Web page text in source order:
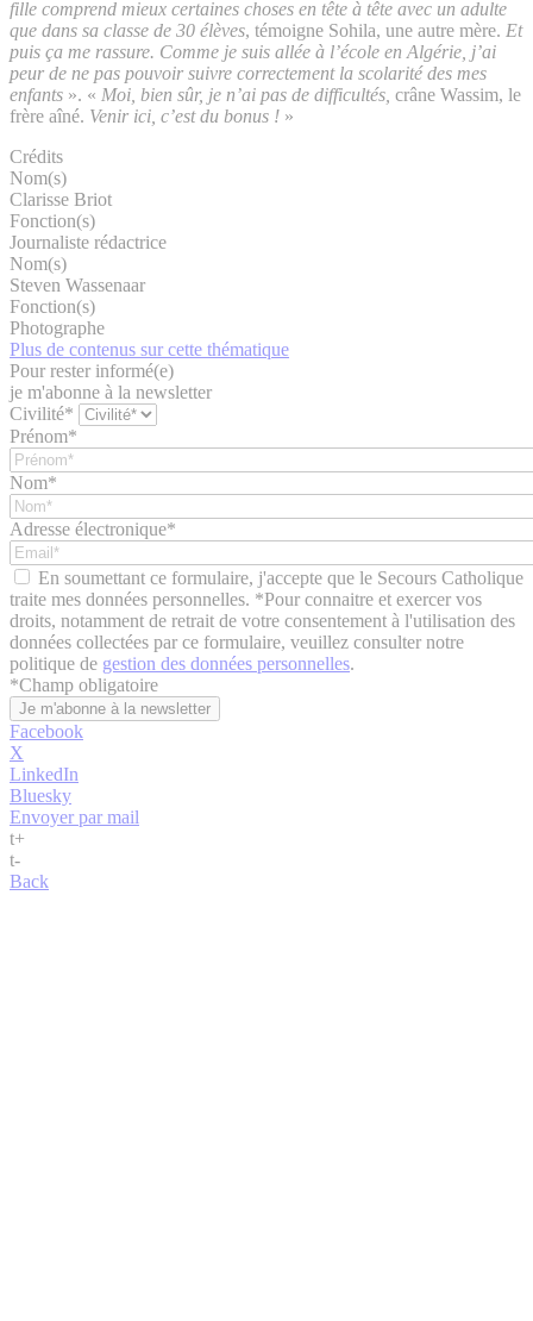
fille comprend mieux certaines choses en tête à tête avec un adulte
que dans sa classe de 30 élèves, témoigne Sohila, une autre mère. Et
puis ça me rassure. Comme je suis allée à l’école en Algérie, j’ai
peur de ne pas pouvoir suivre correctement la scolarité des mes
enfants ». « Moi, bien sûr, je n’ai pas de difficultés, crâne Wassim, le
frère aîné. Venir ici, c’est du bonus ! »
Crédits
Nom(s)
Clarisse Briot
Fonction(s)
Journaliste rédactrice
Nom(s)
Steven Wassenaar
Fonction(s)
Photographe
Plus de contenus sur cette thématique
Pour rester informé(e)
je m'abonne à la newsletter
Civilité*
Prénom*
Nom*
Adresse électronique*
En soumettant ce formulaire, j'accepte que le Secours Catholique
traite mes données personnelles. *Pour connaitre et exercer vos
droits, notamment de retrait de votre consentement à l'utilisation des
données collectées par ce formulaire, veuillez consulter notre
politique de gestion des données personnelles.
*Champ obligatoire
Facebook
X
LinkedIn
Bluesky
Envoyer par mail
t+
t-
Back